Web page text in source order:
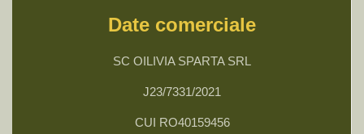
Date comerciale
SC OILIVIA SPARTA SRL
J23/7331/2021
CUI RO40159456